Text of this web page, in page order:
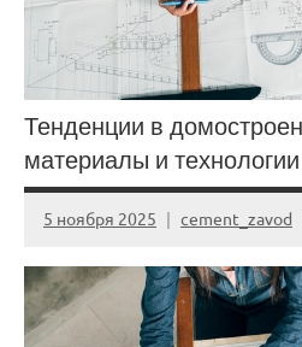
Тенденции в
материалы и технологии
5 ноября 2025 cement_zavod